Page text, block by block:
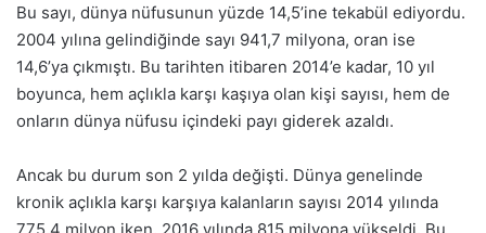
Bu sayı, dünya nüfusunun yüzde 14,5’ine tekabül ediyordu.
2004 yılına gelindiğinde sayı 941,7 milyona, oran ise
14,6’ya çıkmıştı. Bu tarihten itibaren 2014’e kadar, 10 yıl
boyunca, hem açlıkla karşı kaşıya olan kişi sayısı, hem de
onların dünya nüfusu içindeki payı giderek azaldı.
Ancak bu durum son 2 yılda değişti. Dünya genelinde
kronik açlıkla karşı karşıya kalanların sayısı 2014 yılında